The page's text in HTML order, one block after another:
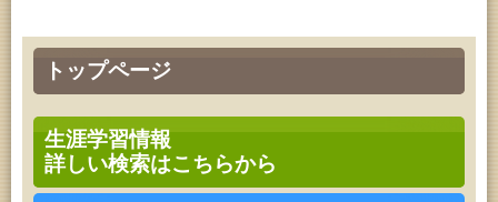
トップページ
生涯学習情報
詳しい検索はこちらから